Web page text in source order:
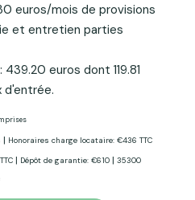
euros/mois de provisions
et entretien parties
euros dont 119.81
d'entrée.
| Honoraires charge locataire: €436 TTC
| Dépôt de garantie: €610 | 35300